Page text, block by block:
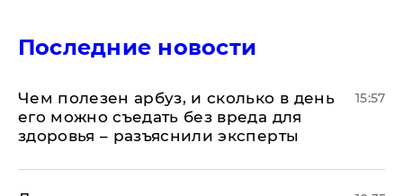
Последние новости
Чем полезен арбуз, и сколько в день
его можно съедать без вреда для
здоровья – разъяснили эксперты
15:57